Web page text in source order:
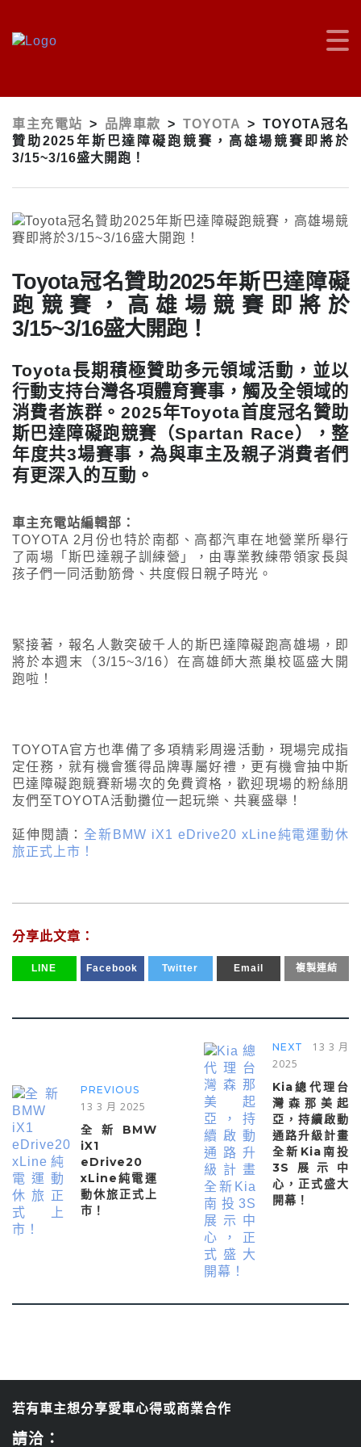
車主充電站 > 品牌車款 > TOYOTA > TOYOTA冠名
贊助2025年斯巴達障礙跑競賽，高雄場競賽即將於
3/15~3/16盛大開跑！
Toyota冠名贊助2025年斯巴達障礙
跑競賽，高雄場競賽即將於
3/15~3/16盛大開跑！
Toyota長期積極贊助多元領域活動，並以
行動支持台灣各項體育賽事，觸及全領域的
消費者族群。2025年Toyota首度冠名贊助
斯巴達障礙跑競賽（Spartan Race），整
年度共3場賽事，為與車主及親子消費者們
有更深入的互動。
車主充電站編輯部：
TOYOTA 2月份也特於南都、高都汽車在地營業所舉行
了兩場「斯巴達親子訓練營」，由專業教練帶領家長與
孩子們一同活動筋骨、共度假日親子時光。
緊接著，報名人數突破千人的斯巴達障礙跑高雄場，即
將於本週末（3/15~3/16）在高雄師大燕巢校區盛大開
跑啦！
TOYOTA官方也準備了多項精彩周邊活動，現場完成指
定任務，就有機會獲得品牌專屬好禮，更有機會抽中斯
巴達障礙跑競賽新場次的免費資格，歡迎現場的粉絲朋
友們至TOYOTA活動攤位一起玩樂、共襄盛舉！
延伸閱讀： 全新BMW iX1 eDrive20 xLine純電運動休
旅正式上市！
分享此文章：
LINE Facebook Twitter Email 複製連結
PREVIOUS
13 3 月 2025
全新BMW
iX1
eDrive20
xLine純電運
動休旅正式上
市！
NEXT
13 3 月
2025
Kia總代理台
灣森那美起
亞，持續啟動
通路升級計畫
全新Kia南投
3S展示中
心，正式盛大
開幕！
若有車主想分享愛車心得或商業合作
請洽：